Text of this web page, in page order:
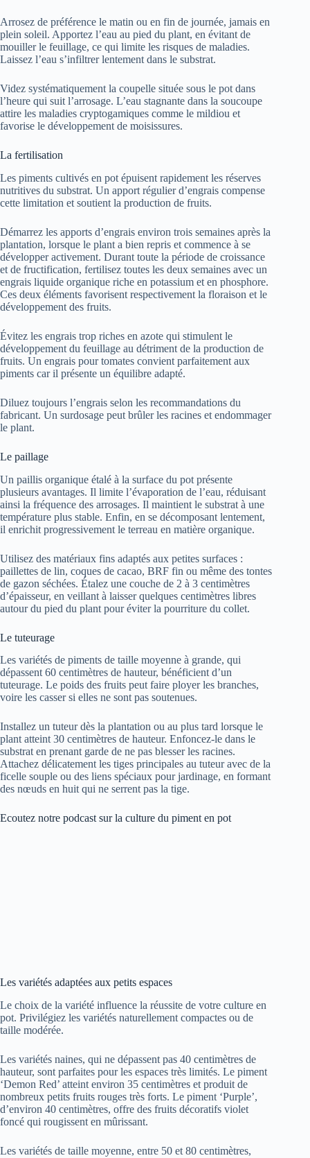
Arrosez de préférence le matin ou en fin de journée, jamais en
plein soleil. Apportez l’eau au pied du plant, en évitant de
mouiller le feuillage, ce qui limite les risques de maladies.
Laissez l’eau s’infiltrer lentement dans le substrat.
Videz systématiquement la coupelle située sous le pot dans
l’heure qui suit l’arrosage. L’eau stagnante dans la soucoupe
attire les maladies cryptogamiques comme le mildiou et
favorise le développement de moisissures.
La fertilisation
Les piments cultivés en pot épuisent rapidement les réserves
nutritives du substrat. Un apport régulier d’engrais compense
cette limitation et soutient la production de fruits.
Démarrez les apports d’engrais environ trois semaines après la
plantation, lorsque le plant a bien repris et commence à se
développer activement. Durant toute la période de croissance
et de fructification, fertilisez toutes les deux semaines avec un
engrais liquide organique riche en potassium et en phosphore.
Ces deux éléments favorisent respectivement la floraison et le
développement des fruits.
Évitez les engrais trop riches en azote qui stimulent le
développement du feuillage au détriment de la production de
fruits. Un engrais pour tomates convient parfaitement aux
piments car il présente un équilibre adapté.
Diluez toujours l’engrais selon les recommandations du
fabricant. Un surdosage peut brûler les racines et endommager
le plant.
Le paillage
Un paillis organique étalé à la surface du pot présente
plusieurs avantages. Il limite l’évaporation de l’eau, réduisant
ainsi la fréquence des arrosages. Il maintient le substrat à une
température plus stable. Enfin, en se décomposant lentement,
il enrichit progressivement le terreau en matière organique.
Utilisez des matériaux fins adaptés aux petites surfaces :
paillettes de lin, coques de cacao, BRF fin ou même des tontes
de gazon séchées. Étalez une couche de 2 à 3 centimètres
d’épaisseur, en veillant à laisser quelques centimètres libres
autour du pied du plant pour éviter la pourriture du collet.
Le tuteurage
Les variétés de piments de taille moyenne à grande, qui
dépassent 60 centimètres de hauteur, bénéficient d’un
tuteurage. Le poids des fruits peut faire ployer les branches,
voire les casser si elles ne sont pas soutenues.
Installez un tuteur dès la plantation ou au plus tard lorsque le
plant atteint 30 centimètres de hauteur. Enfoncez-le dans le
substrat en prenant garde de ne pas blesser les racines.
Attachez délicatement les tiges principales au tuteur avec de la
ficelle souple ou des liens spéciaux pour jardinage, en formant
des nœuds en huit qui ne serrent pas la tige.
Ecoutez notre podcast sur la culture du piment en pot
Les variétés adaptées aux petits espaces
Le choix de la variété influence la réussite de votre culture en
pot. Privilégiez les variétés naturellement compactes ou de
taille modérée.
Les variétés naines, qui ne dépassent pas 40 centimètres de
hauteur, sont parfaites pour les espaces très limités. Le piment
‘Demon Red’ atteint environ 35 centimètres et produit de
nombreux petits fruits rouges très forts. Le piment ‘Purple’,
d’environ 40 centimètres, offre des fruits décoratifs violet
foncé qui rougissent en mûrissant.
Les variétés de taille moyenne, entre 50 et 80 centimètres,